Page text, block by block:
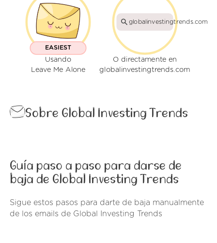
EASIEST
Usando
Leave Me Alone
globalinvestingtrends.com
O directamente en
globalinvestingtrends.com
Sobre Global Investing Trends
Guía paso a paso para darse de
baja de Global Investing Trends
Sigue estos pasos para darte de baja manualmente
de los emails de Global Investing Trends